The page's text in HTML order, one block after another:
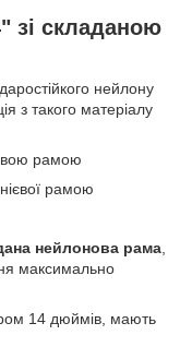
зі складаною
нейлону
з такого матеріалу
рамою
рамою
нейлонова рама,
максимально
14 дюймів, мають